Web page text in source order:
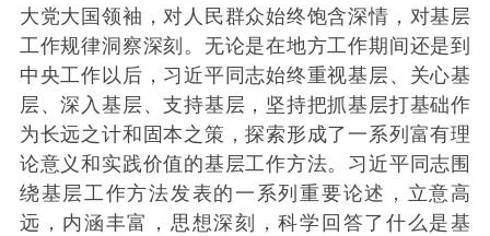
大党大国领袖，对人民群众始终饱含深情，对基层
工作规律洞察深刻。无论是在地方工作期间还是到
中央工作以后，习近平同志始终重视基层、关心基
层、深入基层、支持基层，坚持把抓基层打基础作
为长远之计和固本之策，探索形成了一系列富有理
论意义和实践价值的基层工作方法。习近平同志围
绕基层工作方法发表的一系列重要论述，立意高
远，内涵丰富，思想深刻，科学回答了什么是基